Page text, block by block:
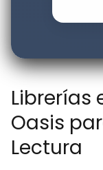
Librerías
Oasis
Lectura